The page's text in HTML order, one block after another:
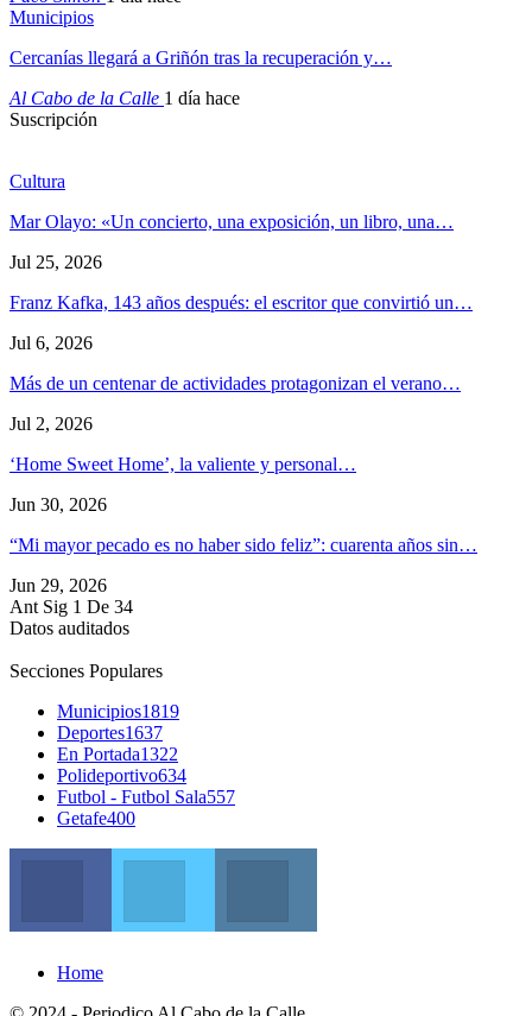
Municipios
Cercanías llegará a Griñón tras la recuperación y…
Al Cabo de la Calle 1 día hace
Suscripción
Cultura
Mar Olayo: «Un concierto, una exposición, un libro, una…
Jul 25, 2026
Franz Kafka, 143 años después: el escritor que convirtió un…
Jul 6, 2026
Más de un centenar de actividades protagonizan el verano…
Jul 2, 2026
‘Home Sweet Home’, la valiente y personal…
Jun 30, 2026
“Mi mayor pecado es no haber sido feliz”: cuarenta años sin…
Jun 29, 2026
Ant Sig 1 De 34
Datos auditados
Secciones Populares
Municipios1819
Deportes1637
En Portada1322
Polideportivo634
Futbol - Futbol Sala557
Getafe400
Home